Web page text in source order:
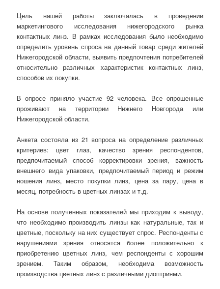
Цель нашей работы заключалась в проведении
маркетингового исследования нижегородского рынка
контактных линз. В рамках исследования было необходимо
определить уровень спроса на данный товар среди жителей
Нижегородской области, выявить предпочтения потребителей
относительно различных характеристик контактных линз,
способов их покупки.
В опросе приняло участие 92 человека. Все опрошенные
проживают на территории Нижнего Новгорода или
Нижегородской области.
Анкета состояла из 21 вопроса на определение различных
критериев: цвет глаз, качество зрения респондентов,
предпочитаемый способ корректировки зрения, важность
внешнего вида упаковки, предпочитаемый период и режим
ношения линз, место покупки линз, цена за пару, цена в
месяц, потребность в цветных линзах и т.д.
На основе полученных показателей мы приходим к выводу,
что необходимо производить линзы как натуральные, так и
цветные, поскольку на них существует спрос. Респонденты с
нарушениями зрения относятся более положительно к
приобретению цветных линз, чем респонденты с хорошим
зрением. Таким образом, необходима возможность
производства цветных линз с различными диоптриями.